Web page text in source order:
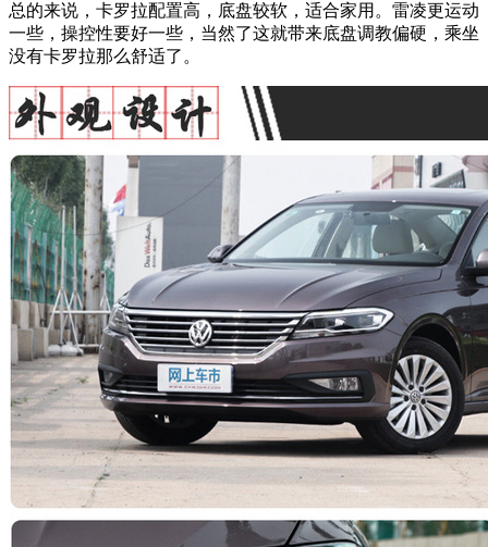
总的来说，卡罗拉配置高，底盘较软，适合家用。雷凌更运动
一些，操控性要好一些，当然了这就带来底盘调教偏硬，乘坐
没有卡罗拉那么舒适了。